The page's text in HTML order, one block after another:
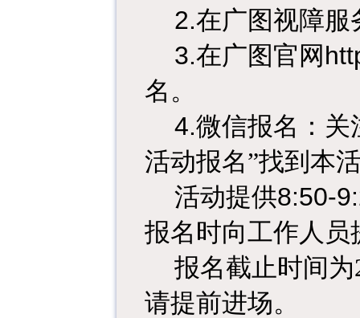
2.在广图视障服
3.在广图官网
名。
4.微信报名：关
活动报名”找到本
活动提供8:50-
报名时向工作人员
报名截止时间为
请提前进场。